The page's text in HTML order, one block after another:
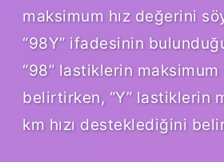
maksimum hız değerini
“98Y” ifadesinin
“98” lastiklerin maksimum
belirtirken, “Y” lastiklerin
km hızı desteklediğini